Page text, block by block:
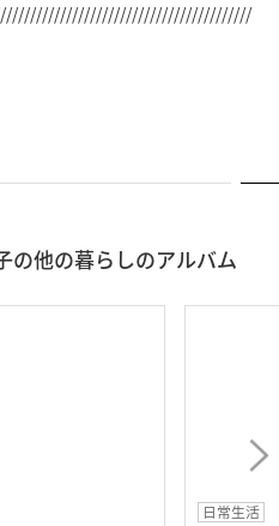
の他の暮らしのアルバム
日常生活